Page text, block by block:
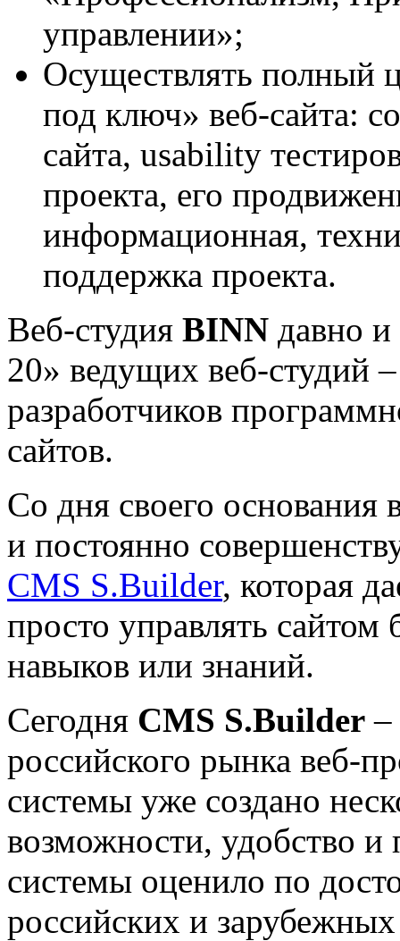
управлении»;
Осуществлять полный
под ключ» веб-сайта:
сайта, usability
проекта, его
информационная,
поддержка проекта.
Веб-студия BINN давно
20» ведущих веб-студий
разработчиков
сайтов.
Со дня своего основания
и постоянно
CMS S.Builder, которая
просто управлять
навыков или знаний.
Сегодня CMS S.Builder –
российского рынка веб-
системы уже создано
возможности, удобство и
системы оценило по
российских и